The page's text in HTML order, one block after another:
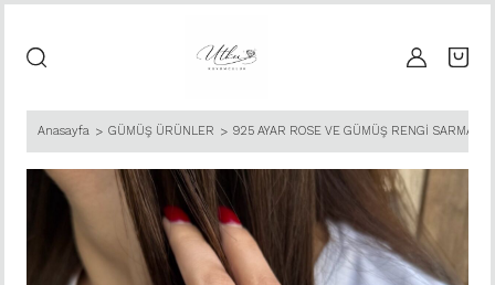
Anasayfa GÜMÜŞ ÜRÜNLER 925 AYAR ROSE VE GÜMÜŞ RENGİ SARMAL